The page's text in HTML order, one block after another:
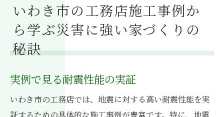
いわき市の工務店施工事例か
ら学ぶ災害に強い家づくりの
秘訣
実例で見る耐震性能の実証
いわき市の工務店では、地震に対する高い耐震性能を実